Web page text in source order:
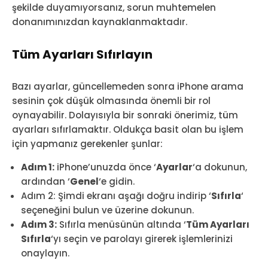
şekilde duyamıyorsanız, sorun muhtemelen
donanımınızdan kaynaklanmaktadır.
Tüm Ayarları Sıfırlayın
Bazı ayarlar, güncellemeden sonra iPhone arama
sesinin çok düşük olmasında önemli bir rol
oynayabilir. Dolayısıyla bir sonraki önerimiz, tüm
ayarları sıfırlamaktır. Oldukça basit olan bu işlem
için yapmanız gerekenler şunlar:
Adım 1: iPhone’unuzda önce ‘Ayarlar‘a dokunun,
ardından ‘Genel‘e gidin.
Adım 2: Şimdi ekranı aşağı doğru indirip ‘Sıfırla‘
seçeneğini bulun ve üzerine dokunun.
Adım 3: Sıfırla menüsünün altında ‘Tüm Ayarları
Sıfırla‘yı seçin ve parolayı girerek işlemlerinizi
onaylayın.